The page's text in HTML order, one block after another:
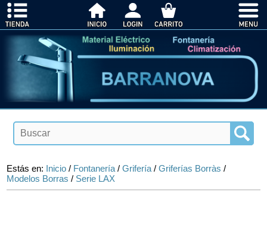
Estás en: Inicio / Fontanería /Grifería /Griferías Borràs /
Modelos Borras / Serie LAX